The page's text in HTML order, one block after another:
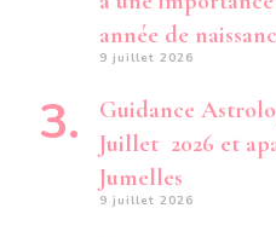
année de
9 juillet 2026
Guidance
Juillet 2026 et
Jumelles
9 juillet 2026